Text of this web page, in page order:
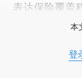
表达保险覆盖
本
登